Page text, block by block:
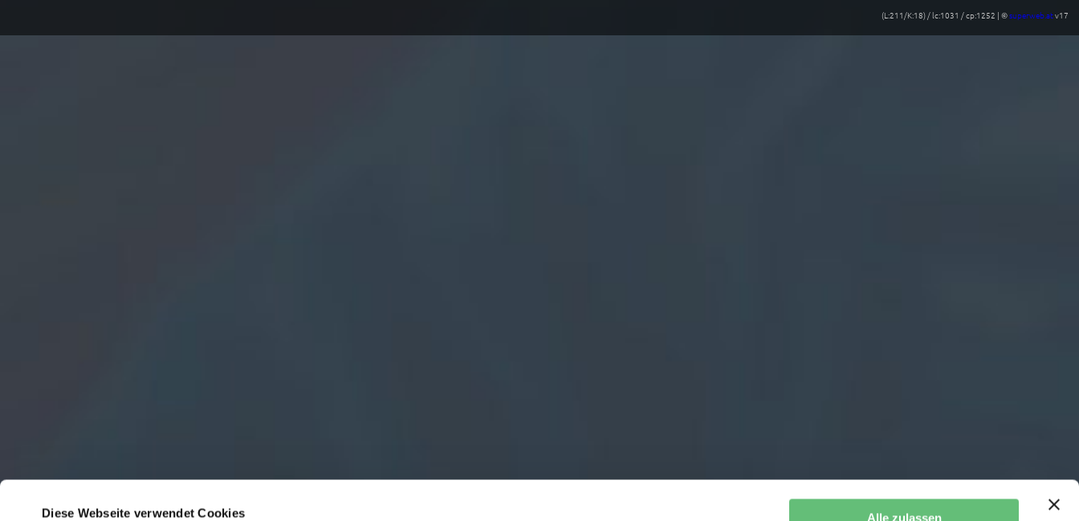
Diese Webseite verwendet Cookies Alle zulassen
(L:211/K:18) / lc:1031 / cp:1252 | ©superweb.atv17